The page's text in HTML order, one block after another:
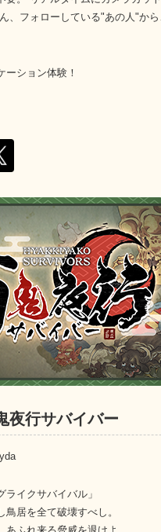
、フォローしている"あの人"か
ーション体験！
夜行サバイバー
ライクサバイバル」
居を全て破壊すべし。